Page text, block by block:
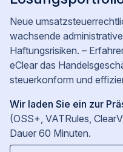
Neue
wachsende
Haftungsrisiken. –
eClear das
steuerkonform und
Wir laden Sie ein zur
(OSS+, VATRules,
Dauer 60 Minuten.